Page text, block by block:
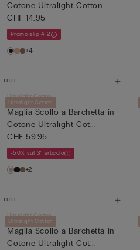
Cotone Ultralight Cotton
CHF 14.95
Promo slip 4+2
+4
Ultralight Cotton
Ultralight Cotton
Maglia Scollo a Barchetta in
Cotone Ultralight Cot...
CHF 59.95
-50% sul 3° articolo
+2
Ultralight Cotton
Ultralight Cotton
Maglia Scollo a Barchetta in
Cotone Ultralight Cot...